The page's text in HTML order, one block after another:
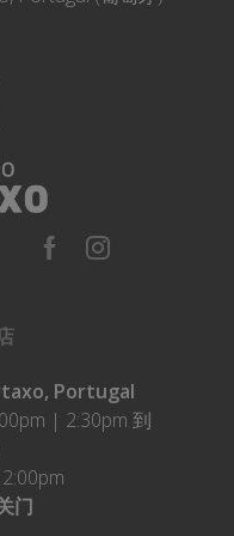
Portugal
| 2:30pm 到
门